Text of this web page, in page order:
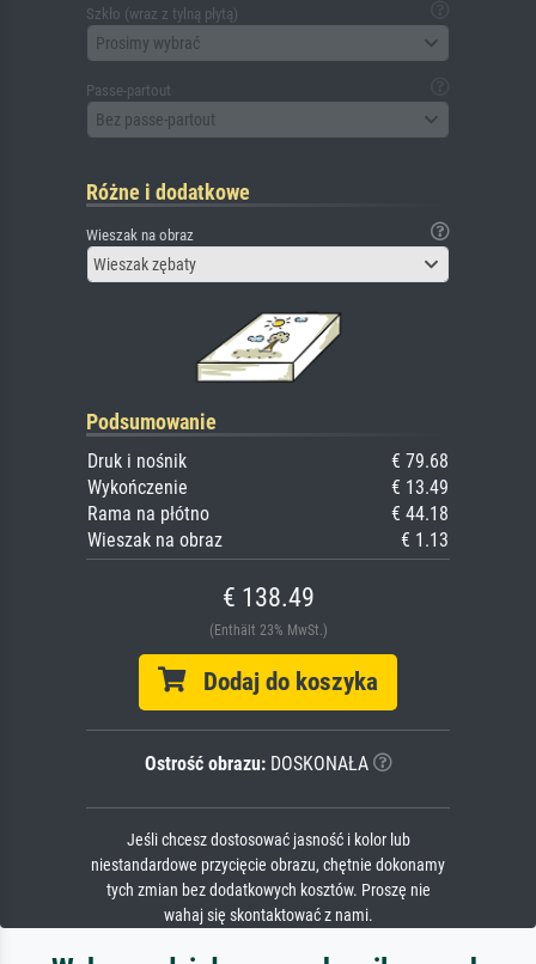
Szkło (wraz z tylną płytą)
Prosimy wybrać
Passe-partout
Bez passe-partout
Różne i dodatkowe
Wieszak na obraz
Wieszak zębaty
Podsumowanie
Druk i nośnik
€ 79.68
Wykończenie
€ 13.49
Rama na płótno
€ 44.18
Wieszak na obraz
€ 1.13
€ 138.49
(Enthält 23% MwSt.)
Dodaj do koszyka
Ostrość obrazu:DOSKONAŁA
Jeśli chcesz dostosować jasność i kolor lub
niestandardowe przycięcie obrazu, chętnie dokonamy
tych zmian bez dodatkowych kosztów. Proszę nie
wahaj się skontaktować z nami.